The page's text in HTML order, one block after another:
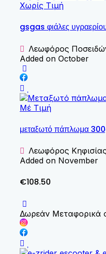
Χωρίς Τιμή
gsgas φιάλες
Λεωφόρος
Added on October
Μέ Τιμή
μεταξωτό πάπλωμα
Λεωφόρος
Added on November
€108.50
Δωρεάν Μεταφορικά